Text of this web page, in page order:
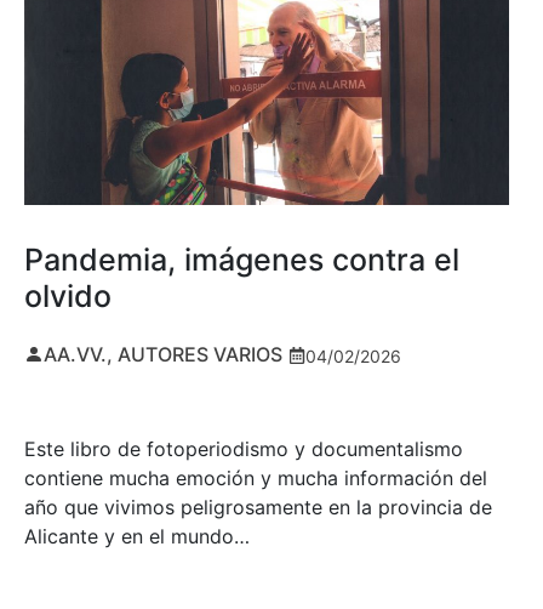
Pandemia, imágenes contra el
olvido
AA.VV., AUTORES VARIOS 04/02/2026
Este libro de fotoperiodismo y documentalismo
contiene mucha emoción y mucha información del
año que vivimos peligrosamente en la provincia de
Alicante y en el mundo…